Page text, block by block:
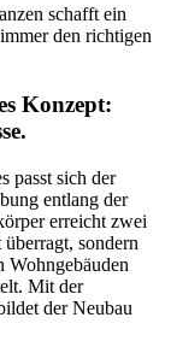
schafft ein
den richtigen
Konzept:
passt sich der
entlang der
erreicht zwei
sondern
Wohngebäuden
Mit der
der Neubau